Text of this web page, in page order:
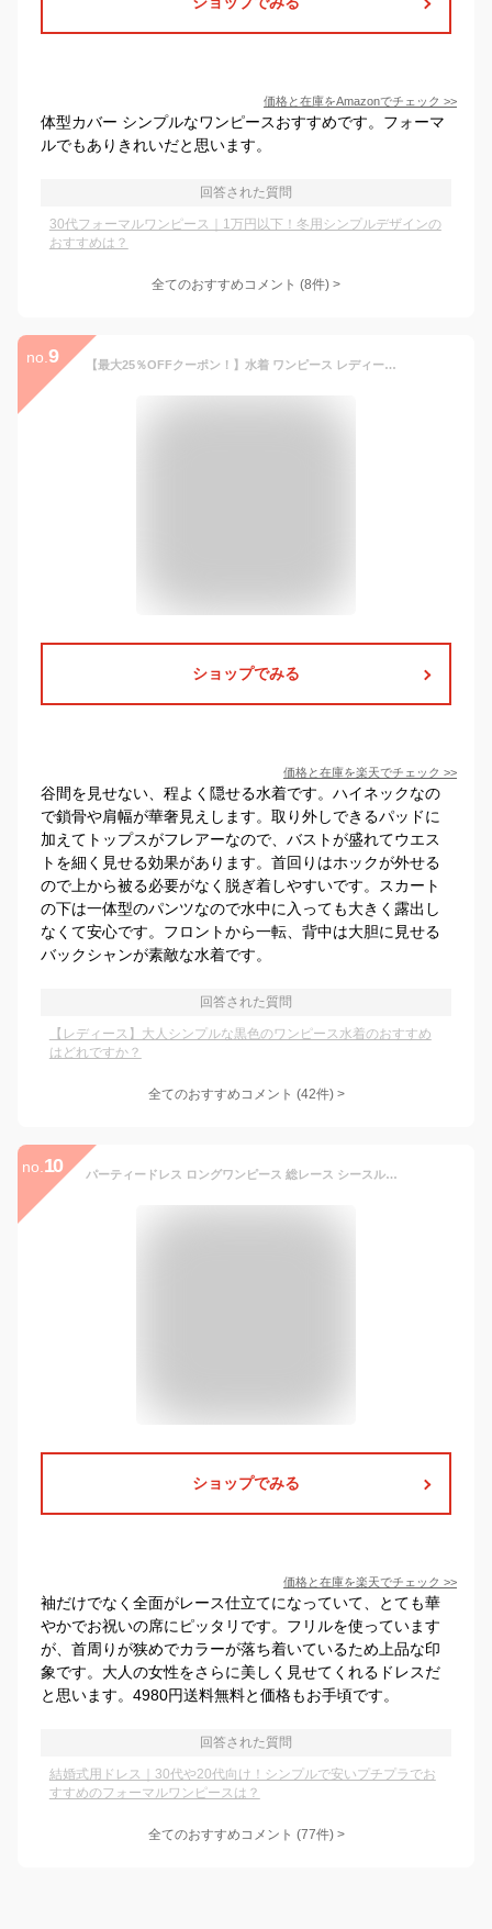
価格と在庫をAmazonでチェック >>
体型カバー シンプルなワンピースおすすめです。フォーマ
ルでもありきれいだと思います。
回答された質問
30代フォーマルワンピース｜1万円以下！冬用シンプルデザインの
おすすめは？
全てのおすすめコメント (8件) >
no. 9 【最大25％OFFクーポン！】水着 ワンピース レディース オールインワン ハイネック 体型カバー水着 ママ水着 20代 30代 40代 ぽっちゃり オトナ女子 大きいサイズ フリル フレアスカート 可愛い お洒落 チェック エレガント セクシー お腹 お尻 太もも
ショップでみる
価格と在庫を楽天でチェック >>
谷間を見せない、程よく隠せる水着です。ハイネックなの
で鎖骨や肩幅が華奢見えします。取り外しできるパッドに
加えてトップスがフレアーなので、バストが盛れてウエス
トを細く見せる効果があります。首回りはホックが外せる
ので上から被る必要がなく脱ぎ着しやすいです。スカート
の下は一体型のパンツなので水中に入っても大きく露出し
なくて安心です。フロントから一転、背中は大胆に見せる
バックシャンが素敵な水着です。
回答された質問
【レディース】大人シンプルな黒色のワンピース水着のおすすめ
はどれですか？
全てのおすすめコメント (42件) >
no. 10 パーティードレス ロングワンピース 総レース シースルー袖 長袖 ロング丈 結婚式 披露宴 二次会 お呼ばれ ベージュ 黒 ブラック グレー ネイビー グリーン ミント ワインレッド20代 30代 40代 レディース フォーマル 春 夏 秋 冬 お呼ばれ
ショップでみる
価格と在庫を楽天でチェック >>
袖だけでなく全面がレース仕立てになっていて、とても華
やかでお祝いの席にピッタリです。フリルを使っています
が、首周りが狭めでカラーが落ち着いているため上品な印
象です。大人の女性をさらに美しく見せてくれるドレスだ
と思います。4980円送料無料と価格もお手頃です。
回答された質問
結婚式用ドレス｜30代や20代向け！シンプルで安いプチプラでお
すすめのフォーマルワンピースは？
全てのおすすめコメント (77件) >